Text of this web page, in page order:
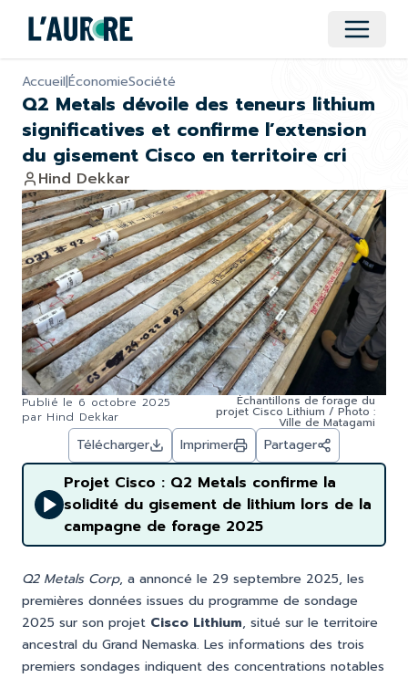
Ouvrir
Accueil|ÉconomieSociété
Q2 Metals dévoile des teneurs lithium
significatives et confirme l’extension
du gisement Cisco en territoire cri
Hind Dekkar
Publié le 6 octobre 2025
par Hind Dekkar
Échantillons de forage du
projet Cisco Lithium / Photo :
Ville de Matagami
Télécharger Imprimer Partager
Projet Cisco : Q2 Metals confirme la
solidité du gisement de lithium lors de la
campagne de forage 2025
Q2 Metals Corp, a annoncé le 29 septembre 2025, les
premières données issues du programme de sondage
2025 sur son projet Cisco Lithium, situé sur le territoire
ancestral du Grand Nemaska. Les informations des trois
premiers sondages indiquent des concentrations notables